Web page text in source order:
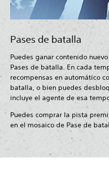
Pases de batalla
Puedes ganar contenido
Pases de batalla. En cada
recompensas en automático
batalla, o bien puedes
incluye el agente de esa
Puedes comprar la pista
en el mosaico de Pase de